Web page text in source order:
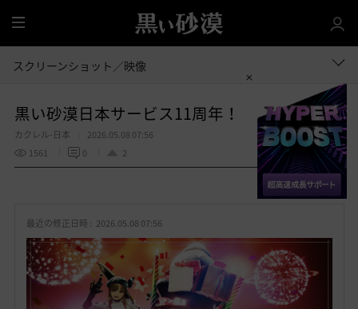
全
体
スクリーンショット／映像
黒い砂漠日本サービス11周年！
カクレル-日本
2026.05.08 07:56
1561
0 2
お
入
り
共有する
最近の修正日時 : 2026.05.08 07:56